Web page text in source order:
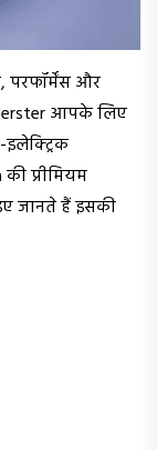
और
आपके लिए
प्रीमियम
जानते हैं इसकी